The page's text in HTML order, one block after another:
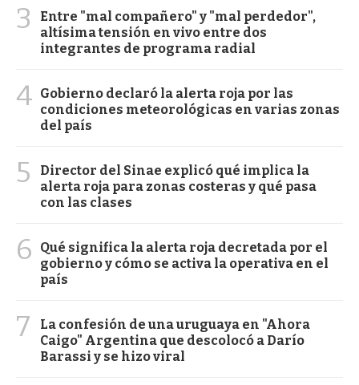
3
Entre "mal compañero" y "mal perdedor",
altísima tensión en vivo entre dos
integrantes de programa radial
4 Gobierno declaró la alerta roja por las
condiciones meteorológicas en varias zonas
del país
5
Director del Sinae explicó qué implica la
alerta roja para zonas costeras y qué pasa
con las clases
6
Qué significa la alerta roja decretada por el
gobierno y cómo se activa la operativa en el
país
7
La confesión de una uruguaya en "Ahora
Caigo" Argentina que descolocó a Darío
Barassi y se hizo viral